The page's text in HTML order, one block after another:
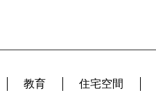
教育 住宅空間